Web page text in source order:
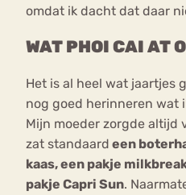
omdat ik dacht dat daar
WAT PHOI CAI AT
Het is al heel wat jaartjes
nog goed herinneren wat
Mijn moeder zorgde altijd
zat standaard een
kaas, een pakje
pakje Capri Sun.